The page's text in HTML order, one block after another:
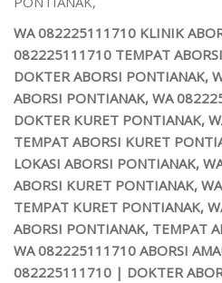
WA 082225111710 KLINIK
082225111710 TEMPAT
DOKTER ABORSI
ABORSI PONTIANAK, WA
DOKTER KURET PONTIANAK,
TEMPAT ABORSI KURET
LOKASI ABORSI PONTIANAK,
ABORSI KURET PONTIANAK,
TEMPAT KURET PONTIANAK,
ABORSI PONTIANAK, TEMPAT
WA 082225111710 ABORSI
082225111710 | DOKTER